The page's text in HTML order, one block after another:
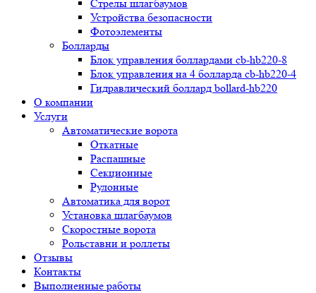
Стрелы шлагбаумов
Устройства безопасности
Фотоэлементы
Болларды
Блок управления боллардами cb-hb220-8
Блок управления на 4 болларда cb-hb220-4
Гидравлический боллард bollard-hb220
О компании
Услуги
Автоматические ворота
Откатные
Распашные
Секционные
Рулонные
Автоматика для ворот
Установка шлагбаумов
Скоростные ворота
Рольставни и роллеты
Отзывы
Контакты
Выполненные работы